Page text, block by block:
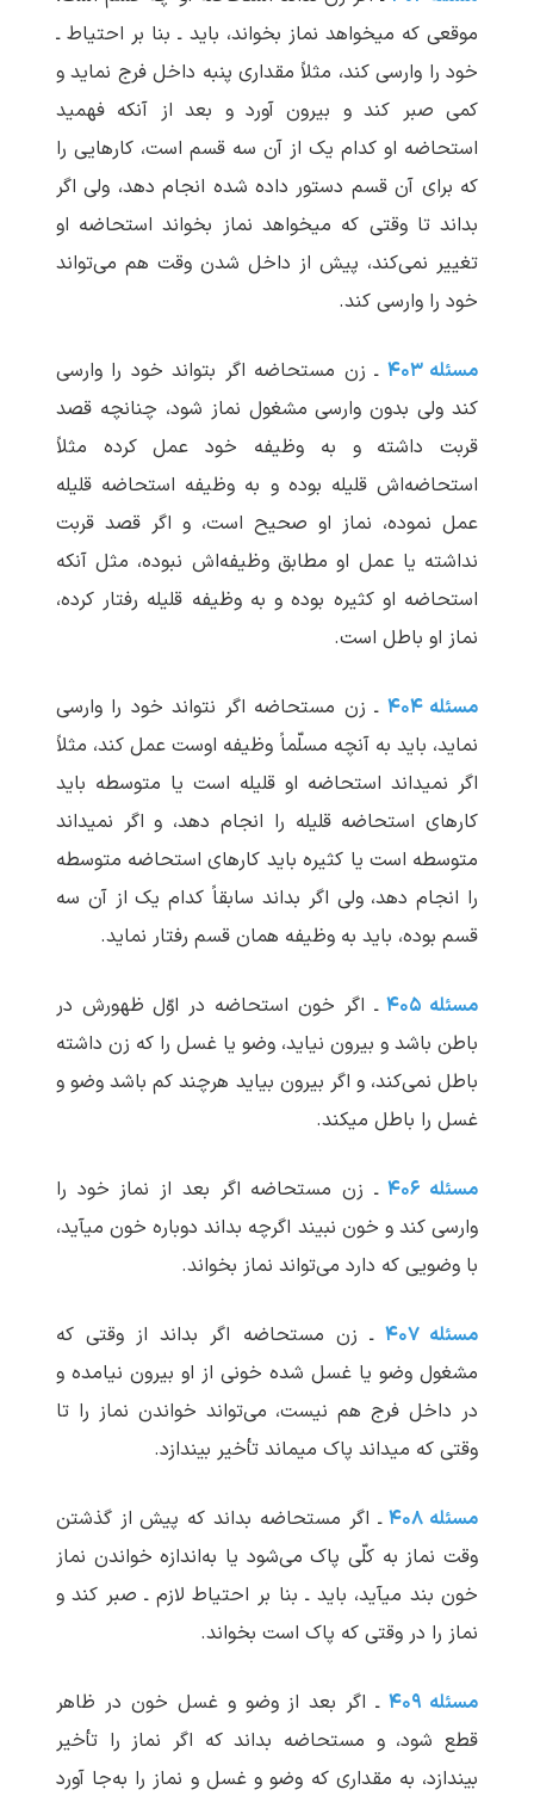
موقعی که می‏خواهد نماز بخواند، باید ـ بنا بر احتیاط ـ
خود را وارسی کند، مثلاً مقداری پنبه داخل فرج نماید و
کمی صبر کند و بیرون آورد و بعد از آنکه فهمید
استحاضه او کدام یک از آن سه قسم است، کارهایی را
که برای آن قسم دستور داده شده انجام دهد، ولی اگر
بداند تا وقتی که می‏خواهد نماز بخواند استحاضه او
تغییر نمی‌کند، پیش از داخل شدن وقت هم می‌تواند
خود را وارسی کند.
مسئله ۴۰۳
ـ زن مستحاضه اگر بتواند خود را وارسی
کند ولی بدون وارسی مشغول نماز شود، چنانچه قصد
قربت داشته و به وظیفه خود عمل کرده مثلاً
استحاضه‌اش قلیله بوده و به وظیفه استحاضه قلیله
عمل نموده، نماز او صحیح است، و اگر قصد قربت
نداشته یا عمل او مطابق وظیفه‌اش نبوده، مثل آنکه
استحاضه او کثیره بوده و به وظیفه قلیله رفتار کرده،
نماز او باطل است.
مسئله ۴۰۴
ـ زن مستحاضه اگر نتواند خود را وارسی
نماید، باید به آنچه مسلّماً وظیفه اوست عمل کند، مثلاً
اگر نمی‏داند استحاضه او قلیله است یا متوسطه باید
کارهای استحاضه قلیله را انجام دهد، و اگر نمی‏داند
متوسطه است یا کثیره باید کارهای استحاضه متوسطه
را انجام دهد، ولی اگر بداند سابقاً کدام یک از آن سه
قسم بوده، باید به وظیفه همان قسم رفتار نماید.
مسئله ۴۰۵
ـ اگر خون استحاضه در اوّل ظهورش در
باطن باشد و بیرون نیاید، وضو یا غسل را که زن داشته
باطل نمی‌کند، و اگر بیرون بیاید هرچند کم باشد وضو و
غسل را باطل می‏کند.
مسئله ۴۰۶
ـ زن مستحاضه اگر بعد از نماز خود را
وارسی کند و خون نبیند اگرچه بداند دوباره خون می‏آید،
با وضویی که دارد می‌تواند نماز بخواند.
مسئله ۴۰۷
ـ زن مستحاضه اگر بداند از وقتی که
مشغول وضو یا غسل شده خونی از او بیرون نیامده و
در داخل فرج هم نیست، می‌تواند خواندن نماز را تا
وقتی که می‏داند پاک می‏ماند تأخیر بیندازد.
مسئله ۴۰۸
ـ اگر مستحاضه بداند که پیش از گذشتن
وقت نماز به کلّی پاک می‌شود یا به‌اندازه خواندن نماز
خون بند می‏آید، باید ـ بنا بر احتیاط لازم ـ صبر کند و
نماز را در وقتی که پاک است بخواند.
مسئله ۴۰۹
ـ اگر بعد از وضو و غسل خون در ظاهر
قطع شود، و مستحاضه بداند که اگر نماز را تأخیر
بیندازد، به مقداری که وضو و غسل و نماز را به‌جا آورد